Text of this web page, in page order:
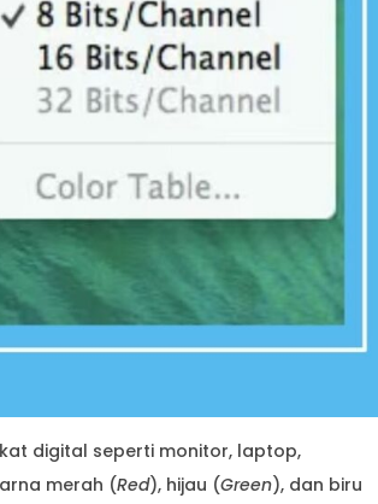
digital seperti monitor, laptop,
merah (Red), hijau (Green), dan biru